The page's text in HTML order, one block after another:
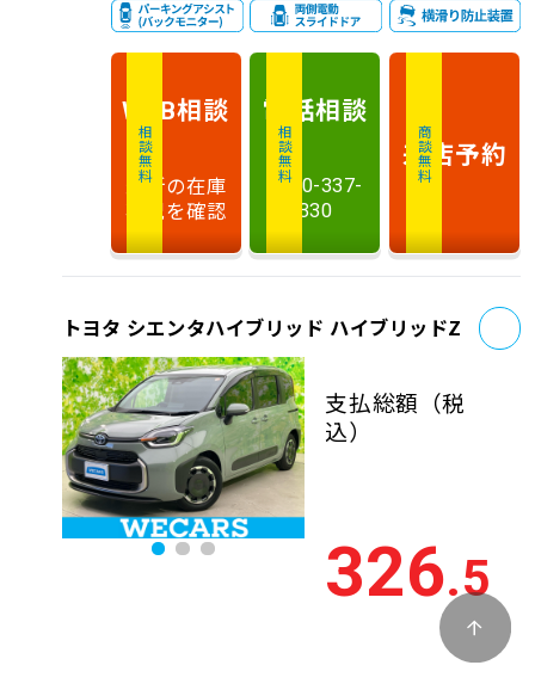
相談無料
WEB相談
最新の在庫
状況を確認
相談無料
電話相談
0120-337-
330
商談無料
来店予約
トヨタ シエンタハイブリッド ハイブリッドZ
支払総額 （税
込）
326.5